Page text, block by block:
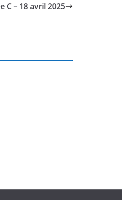
C – 18 avril 2025